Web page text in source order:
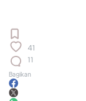
41
11
Bagikan